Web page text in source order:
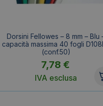
Dorsini Fellowes – 8 mm – Blu
capacità massima 40 fogli
(conf.50)
7,78 €
IVA esclusa